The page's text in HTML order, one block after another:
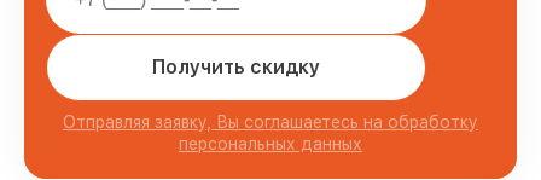
Получить скидку
Отправляя заявку, Вы соглашаетесь на обработку
персональных данных